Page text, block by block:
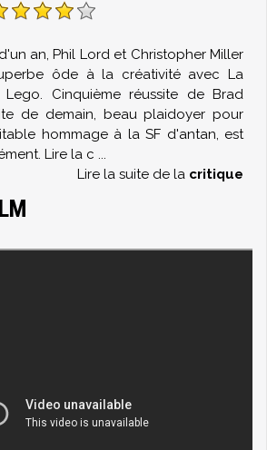
an, Phil Lord et Christopher Miller
ôde à la créativité avec La
Lego. Cinquième réussite de Brad
de demain, beau plaidoyer pour
hommage à la SF d'antan, est
Lire la c ...
Lire la suite de la critique